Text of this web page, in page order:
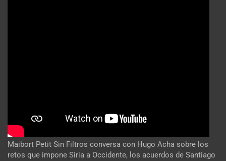
Maibort Petit Sin Filtros conversa con Hugo Acha sobre los
retos que impone Siria a Occidente, los acuerdos de Santiago